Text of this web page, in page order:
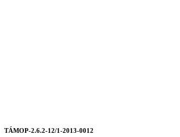
TÁMOP-2.6.2-12/1-2013-0012